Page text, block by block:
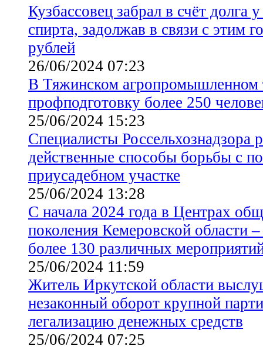
Кузбассовец забрал в счёт долга
спирта, задолжав в связи с этим
рублей
26/06/2024 07:23
В Тяжинском агропромышленном
профподготовку более 250
25/06/2024 15:23
Специалисты Россельхознадзора
действенные способы борьбы с
приусадебном участке
25/06/2024 13:28
С начала 2024 года в Центрах
поколения Кемеровской области
более 130 различных
25/06/2024 11:59
Житель Иркутской области
незаконный оборот крупной
легализацию денежных средств
25/06/2024 07:25